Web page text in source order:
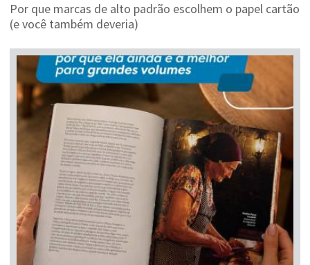
Por que marcas de alto padrão escolhem o papel cartão
(e você também deveria)